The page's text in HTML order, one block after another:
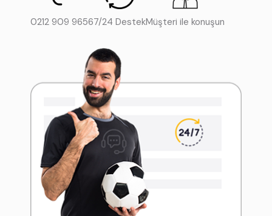
0212 909 96567/24 DestekMüşteri ile konuşun